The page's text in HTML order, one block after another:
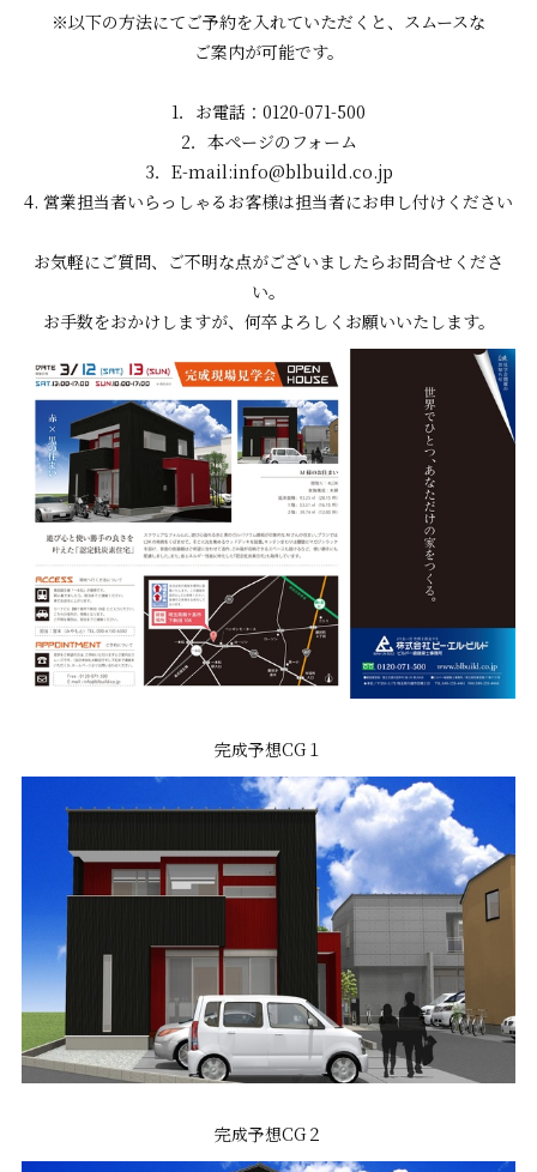
※以下の方法にてご予約を入れていただくと、スムースな
ご案内が可能です。
1．お電話：0120-071-500
2．本ページのフォーム
3．E-mail:info@blbuild.co.jp
4. 営業担当者いらっしゃるお客様は担当者にお申し付けください
お気軽にご質問、ご不明な点がございましたらお問合せくださ
い。
お手数をおかけしますが、何卒よろしくお願いいたします。
完成予想CG１
完成予想CG２